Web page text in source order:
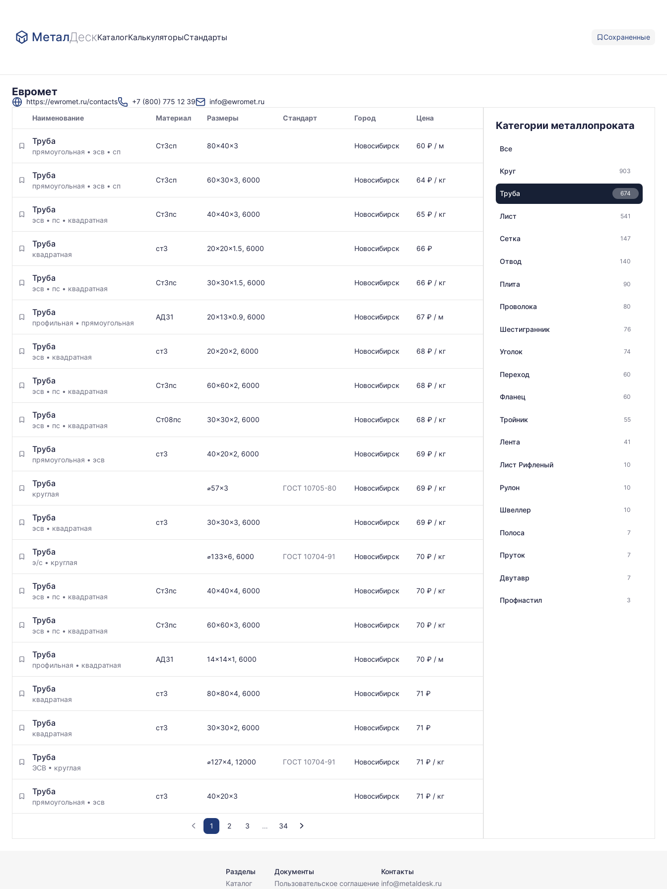
МеталДескКаталогКалькуляторыСтандарты Сохраненные
Евромет
https://ewromet.ru/contacts +7 (800) 775 12 39 info@ewromet.ru
поставщика
Наименование Материал Размеры Стандарт Город Цена
Труба
прямоугольная • эсв • сп
Ст3сп 80x40x3 Новосибирск 60 ₽ / м
Труба
прямоугольная • эсв • сп
Ст3сп 60x30x3, 6000 Новосибирск 64 ₽ / кг
Труба
эсв • пс • квадратная
Ст3пс 40x40x3, 6000 Новосибирск 65 ₽ / кг
Труба
квадратная
ст3 20x20x1.5, 6000 Новосибирск 66 ₽
Труба
эсв • пс • квадратная
Ст3пс 30x30x1.5, 6000 Новосибирск 66 ₽ / кг
Труба
профильная • прямоугольная
АД31 20x13x0.9, 6000 Новосибирск 67 ₽ / м
Труба
эсв • квадратная
ст3 20x20x2, 6000 Новосибирск 68 ₽ / кг
Труба
эсв • пс • квадратная
Ст3пс 60x60x2, 6000 Новосибирск 68 ₽ / кг
Труба
эсв • пс • квадратная
Ст08пс 30x30x2, 6000 Новосибирск 68 ₽ / кг
Труба
прямоугольная • эсв
ст3 40x20x2, 6000 Новосибирск 69 ₽ / кг
Труба
круглая
⌀57x3 ГОСТ 10705-80 Новосибирск 69 ₽ / кг
Труба
эсв • квадратная
ст3 30x30x3, 6000 Новосибирск 69 ₽ / кг
Труба
э/с • круглая
⌀133x6, 6000 ГОСТ 10704-91 Новосибирск 70 ₽ / кг
Труба
эсв • пс • квадратная
Ст3пс 40x40x4, 6000 Новосибирск 70 ₽ / кг
Труба
эсв • пс • квадратная
Ст3пс 60x60x3, 6000 Новосибирск 70 ₽ / кг
Труба
профильная • квадратная
АД31 14x14x1, 6000 Новосибирск 70 ₽ / м
Труба
квадратная
ст3 80x80x4, 6000 Новосибирск 71 ₽
Труба
квадратная
ст3 30x30x2, 6000 Новосибирск 71 ₽
Труба
ЭСВ • круглая
⌀127x4, 12000 ГОСТ 10704-91 Новосибирск 71 ₽ / кг
Труба
прямоугольная • эсв
ст3 40x20x3 Новосибирск 71 ₽ / кг
1 2 3 34
Категории металлопроката
Все
Круг 903
Труба 674
Лист 541
Сетка 147
Отвод 140
Плита 90
Проволока 80
Шестигранник 76
Уголок 74
Переход 60
Фланец 60
Тройник 55
Лента 41
Лист Рифленый 10
Рулон 10
Швеллер 10
Полоса 7
Пруток 7
Двутавр 7
Профнастил 3
Разделы
Каталог
Документы
Пользовательское соглашение
Контакты
info@metaldesk.ru